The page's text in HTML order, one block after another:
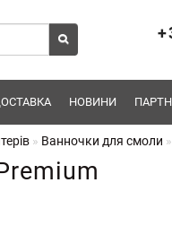
НОВИНИ
Ванночки для смоли